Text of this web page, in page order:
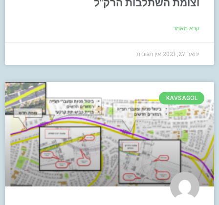
וצומת השתלבות הרק"ל
קרא מאמר
ינואר 27, 2021 אין תגובות
KAVSAGOL